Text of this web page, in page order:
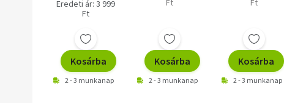
Eredeti ár: 3 999
Ft
Kosárba
2 - 3 munkanap
Ft
Kosárba
2 - 3 munkanap
Ft
Kosárba
2 - 3 munkanap